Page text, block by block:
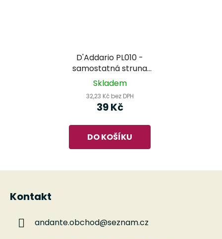
D'Addario PL010 -
samostatná struna
pro kytaru
Skladem
32,23 Kč bez DPH
39 Kč
DO KOŠÍKU
Z
Kontakt
andante.obchod@seznam.cz